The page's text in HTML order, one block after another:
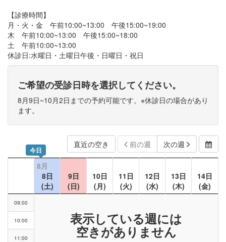
【診療時間】
月・火・金 午前10:00~13:00 午後15:00~19:00
木 午前10:00~13:00 午後15:00~18:00
土 午前10:00~13:00
休診日:水曜日・土曜日午後・日曜日・祝日
ご希望の受診日時を選択してください。
8月9日~10月2日までの予約可能です。※休診日の場合があり
ます。
直近の空き 前の週 次の週
今日
8月
8日
(土)
9日
(日)
10日
(月)
11日
(火)
12日
(水)
13日
(木)
14日
(金)
09:00
表示している週には
空きがありません
10:00
11:00